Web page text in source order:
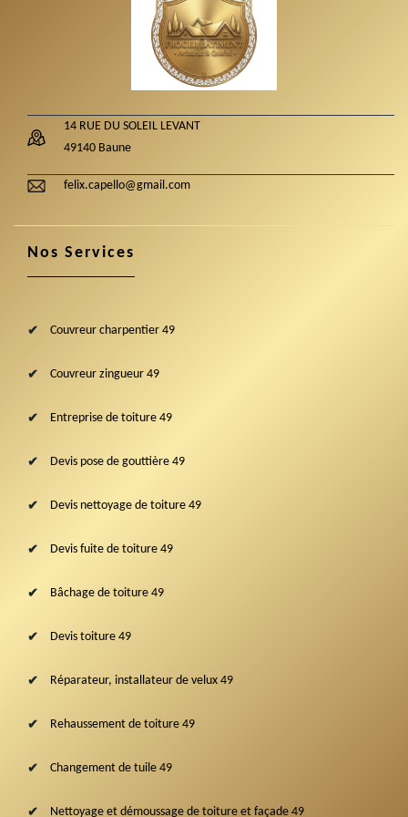
14 RUE DU SOLEIL LEVANT
49140 Baune
felix.capello@gmail.com
Nos Services
Couvreur charpentier 49
Couvreur zingueur 49
Entreprise de toiture 49
Devis pose de gouttière 49
Devis nettoyage de toiture 49
Devis fuite de toiture 49
Bâchage de toiture 49
Devis toiture 49
Réparateur, installateur de velux 49
Rehaussement de toiture 49
Changement de tuile 49
Nettoyage et démoussage de toiture et façade 49